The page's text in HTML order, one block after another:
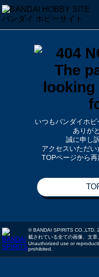
いつもバンダイホビ
ありが
誠に申し
アクセスいただい
TOPページから再
© BANDAI SPIRITS CO.,LTD.
載されている全ての画像、文章
Unauthorized use or
prohibited.